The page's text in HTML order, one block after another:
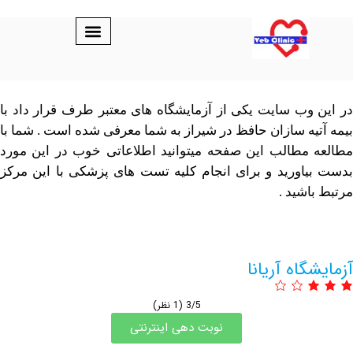
سایت یکی از آزمایشگاه های معتبر طرف قرار داد با
سازان حافظ در شیراز به شما معرفی شده است . شما با
مطالب این صفحه میتوانید اطلاعاتی خوب در این مورد
و برای انجام کلیه تست های پزشکی با این مرکز
.
آریانا
نوبت دهی اینترنتی